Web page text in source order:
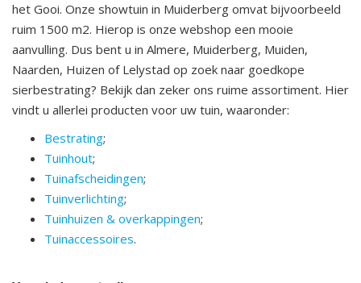
het Gooi. Onze showtuin in Muiderberg omvat bijvoorbeeld
ruim 1500 m2. Hierop is onze webshop een mooie
aanvulling. Dus bent u in Almere, Muiderberg, Muiden,
Naarden, Huizen of Lelystad op zoek naar goedkope
sierbestrating? Bekijk dan zeker ons ruime assortiment. Hier
vindt u allerlei producten voor uw tuin, waaronder:
Bestrating;
Tuinhout;
Tuinafscheidingen;
Tuinverlichting;
Tuinhuizen & overkappingen;
Tuinaccessoires.